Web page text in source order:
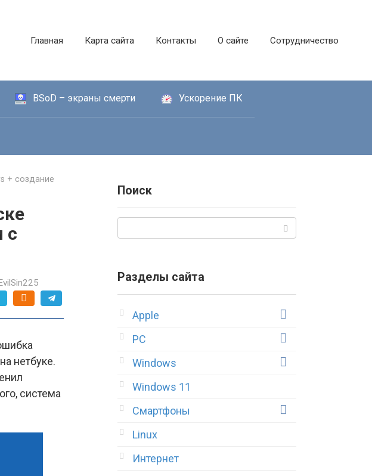
Главная Карта сайта Контакты О сайте Сотрудничество
BSoD – экраны смерти Ускорение ПК
+ создание
с
нетбуке.
система
Поиск
Разделы сайта
Apple
PC
Windows
Windows 11
Смартфоны
Linux
Интернет